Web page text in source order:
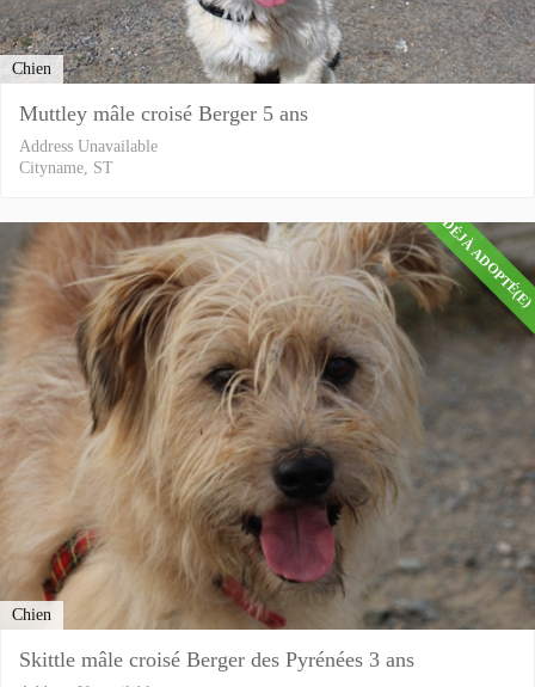
Chien
Muttley mâle croisé Berger 5 ans
Address Unavailable
Cityname, ST
DÉJÀ ADOPTÉ(E)
Chien
Skittle mâle croisé Berger des Pyrénées 3 ans